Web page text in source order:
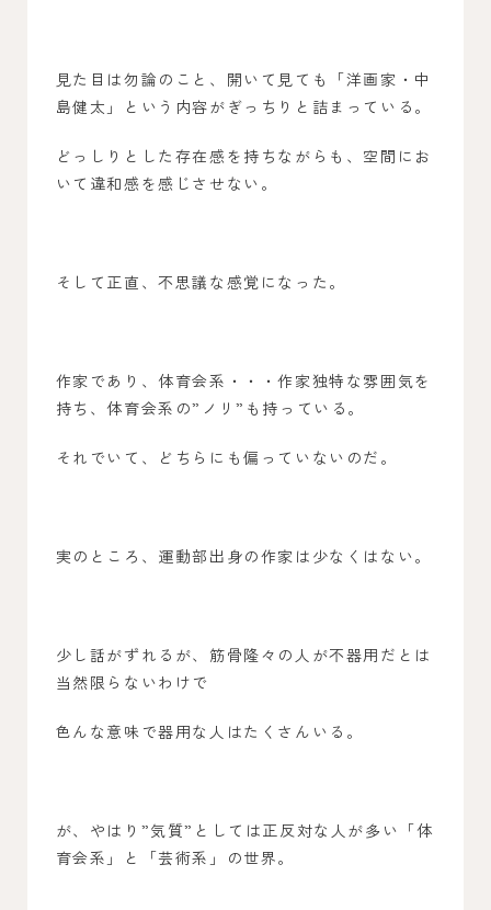
見た目は勿論のこと、開いて見ても「洋画家・中
島健太」という内容がぎっちりと詰まっている。
どっしりとした存在感を持ちながらも、空間にお
いて違和感を感じさせない。
そして正直、不思議な感覚になった。
作家であり、体育会系・・・作家独特な雰囲気を
持ち、体育会系の”ノリ”も持っている。
それでいて、どちらにも偏っていないのだ。
実のところ、運動部出身の作家は少なくはない。
少し話がずれるが、筋骨隆々の人が不器用だとは
当然限らないわけで
色んな意味で器用な人はたくさんいる。
が、やはり”気質”としては正反対な人が多い「体
育会系」と「芸術系」の世界。